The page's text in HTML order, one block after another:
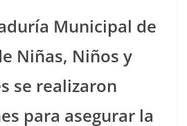
Municipal de
Niñas, Niños y
se realizaron
para asegurar la